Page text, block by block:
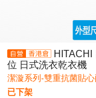
HITACHI
位 日式洗衣乾衣機
潔漩系列-雙重抗菌貼
已下架